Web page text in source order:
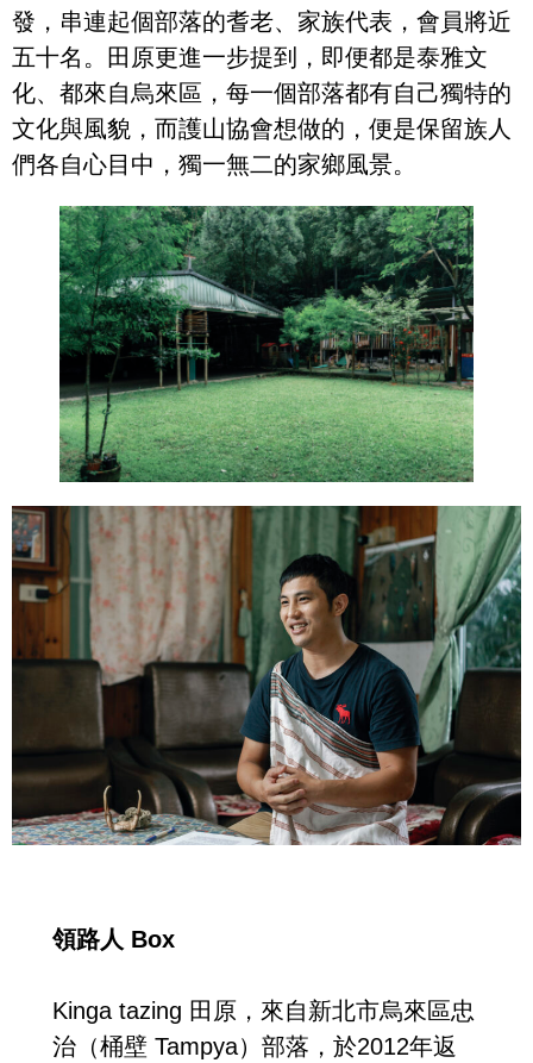
發，串連起個部落的耆老、家族代表，會員將近
五十名。田原更進一步提到，即便都是泰雅文
化、都來自烏來區，每一個部落都有自己獨特的
文化與風貌，而護山協會想做的，便是保留族人
們各自心目中，獨一無二的家鄉風景。
領路人 Box
Kinga tazing 田原，來自新北市烏來區忠
治（桶壁 Tampya）部落，於2012年返